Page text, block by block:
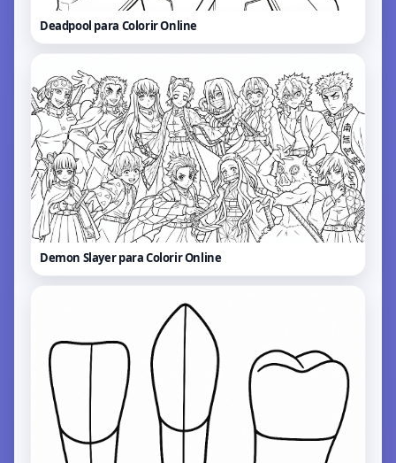
Deadpool para ColorirOnline
Demon Slayer para ColorirOnline